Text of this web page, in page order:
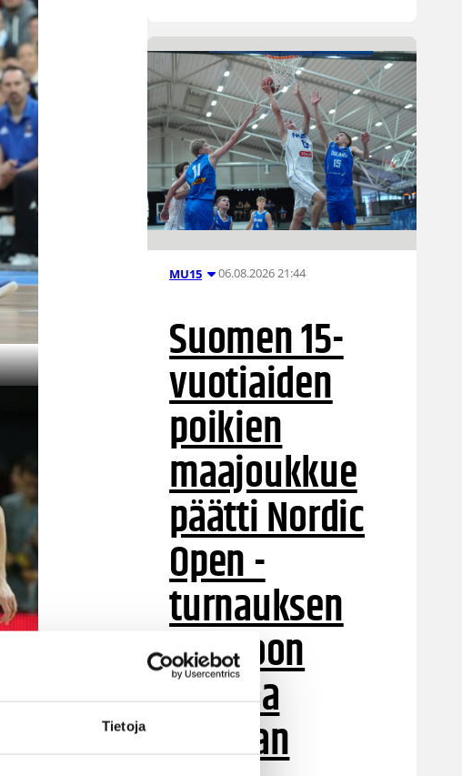
Tietoja
MU15 06.08.2026 21:44
Suomen 15-
vuotiaiden
poikien
maajoukkue
päätti Nordic
Open -
turnauksen
tappioon
Latviaa
vastaan